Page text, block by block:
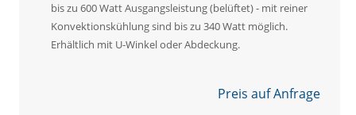
bis zu 600 Watt Ausgangsleistung (belüftet) - mit reiner
Konvektionskühlung sind bis zu 340 Watt möglich.
Erhältlich mit U-Winkel oder Abdeckung.
Preis auf Anfrage